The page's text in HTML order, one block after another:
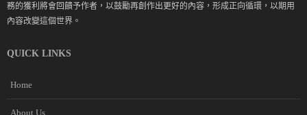
務的獲利將會回饋予作者，以鼓勵再創作出更好的內容，形成正向循環，以期用
內容改變這個世界。
QUICK LINKS
Home
About Us